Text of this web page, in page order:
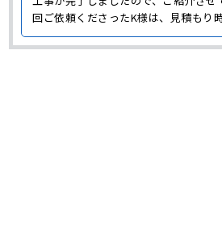
得頂き、依頼を決めて下さったそうで
工事の詳細についてご紹介しましょ
K様邸の外壁は、1階部分がレン･･･